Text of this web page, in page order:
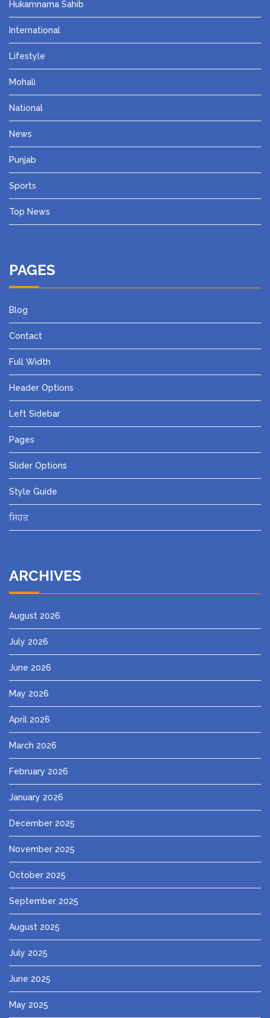
Hukamnama Sahib
International
Lifestyle
Mohali
National
News
Punjab
Sports
Top News
PAGES
Blog
Contact
Full Width
Header Options
Left Sidebar
Pages
Slider Options
Style Guide
ਸਿਹਤ
ARCHIVES
August 2026
July 2026
June 2026
May 2026
April 2026
March 2026
February 2026
January 2026
December 2025
November 2025
October 2025
September 2025
August 2025
July 2025
June 2025
May 2025